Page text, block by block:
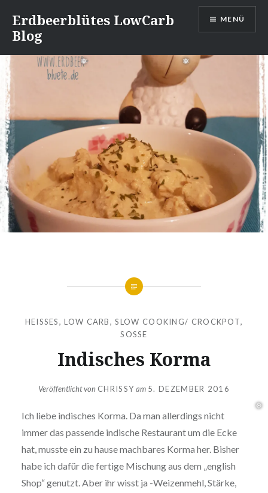
zum
Inhalt
Erdbeerblütes LowCarb
Blog
MENÜ
HEISSES ,LOW CARB,SLOW COOKING/ CROCKPOT,
SOSSE
Indisches Korma
Veröffentlicht von CHRISSYam 5. DEZEMBER 2016
Ich liebe indisches Korma. Da man allerdings nicht
immer das passende indische Restaurant um die Ecke
hat, musste ein zu hause machbares Korma her. Bisher
habe ich dafür die fertige Mischung aus dem „english
Shop“ genutzt. Aber ihr wisst ja -Weizenmehl, Stärke,
❅ ❅